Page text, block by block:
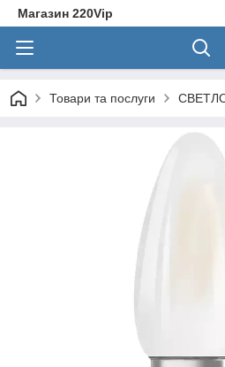
Магазин 220Vip
Товари та послуги